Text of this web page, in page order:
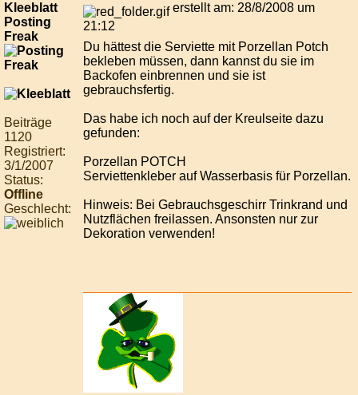
Kleeblatt
Posting
Freak
Beiträge
1120
Registriert:
3/1/2007
Status:
Offline
Geschlecht:
erstellt am: 28/8/2008 um
21:12
Du hättest die Serviette mit Porzellan Potch
bekleben müssen, dann kannst du sie im
Backofen einbrennen und sie ist
gebrauchsfertig.
Das habe ich noch auf der Kreulseite dazu
gefunden:
Porzellan POTCH
Serviettenkleber auf Wasserbasis für Porzellan.
Hinweis: Bei Gebrauchsgeschirr Trinkrand und
Nutzflächen freilassen. Ansonsten nur zur
Dekoration verwenden!